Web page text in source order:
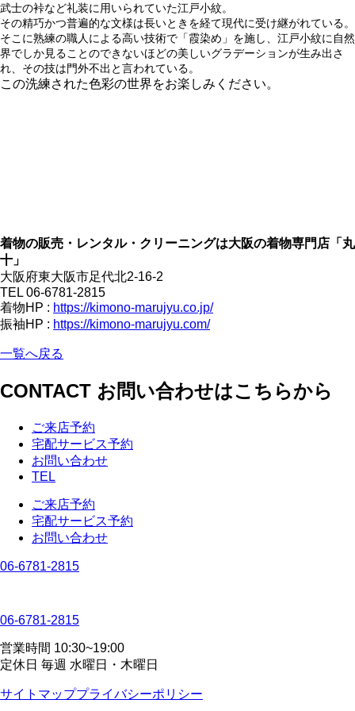
武士の裃など礼装に用いられていた江戸小紋。
その精巧かつ普遍的な文様は長いときを経て現代に受け継がれている。
そこに熟練の職人による高い技術で「霞染め」を施し、江戸小紋に自然
界でしか見ることのできないほどの美しいグラデーションが生み出さ
れ、その技は門外不出と言われている。
この洗練された色彩の世界をお楽しみください。
着物の販売・レンタル・クリーニングは大阪の着物専門店「丸
十」
大阪府東大阪市足代北2-16-2
TEL 06-6781-2815
着物HP : https://kimono-marujyu.co.jp/
振袖HP : https://kimono-marujyu.com/
一覧へ戻る
CONTACT お問い合わせはこちらから
ご来店予約
宅配サービス予約
お問い合わせ
TEL
ご来店予約
宅配サービス予約
お問い合わせ
06-6781-2815
06-6781-2815
営業時間 10:30~19:00
定休日 毎週 水曜日・木曜日
サイトマッププライバシーポリシー